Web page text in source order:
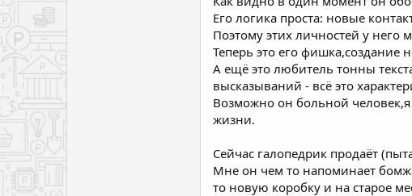
Его логика проста: новые
Поэтому этих личностей у него
Теперь это его
А ещё это любитель тонны
высказываний - всё это
Возможно он больной
жизни.
Сейчас галопедрик продаёт
Мне он чем то напоминает
то новую коробку и на старое